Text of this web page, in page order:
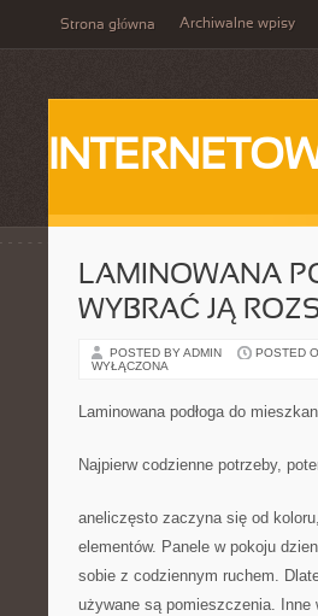
Strona główna Archiwalne wpisy
LAMINOWANA
WYBRAĆ JĄ
POSTED BY ADMIN POSTED
WYŁĄCZONA
Laminowana podłoga do
Najpierw codzienne potrzeby,
aneliczęsto zaczyna się od
elementów. Panele w pokoju
sobie z codziennym ruchem.
używane są pomieszczenia.